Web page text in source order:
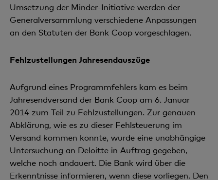
Umsetzung der Minder-Initiative werden der
Generalversammlung verschiedene Anpassungen
an den Statuten der Bank Coop vorgeschlagen.
Fehlzustellungen Jahresendauszüge
Aufgrund eines Programmfehlers kam es beim
Jahresendversand der Bank Coop am 6. Januar
2014 zum Teil zu Fehlzustellungen. Zur genauen
Abklärung, wie es zu dieser Fehlsteuerung im
Versand kommen konnte, wurde eine unabhängige
Untersuchung an Deloitte in Auftrag gegeben,
welche noch andauert. Die Bank wird über die
Erkenntnisse informieren, wenn diese vorliegen. Den